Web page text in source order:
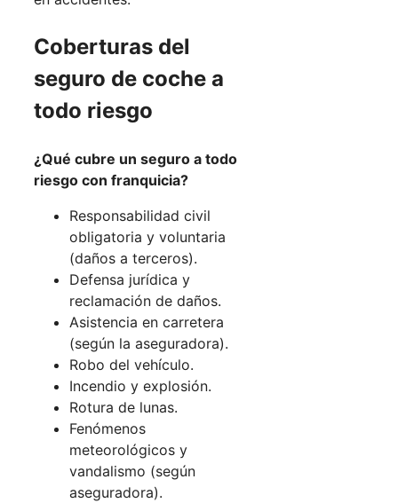
Coberturas del
seguro de coche a
todo riesgo
¿Qué cubre un seguro a todo
riesgo con franquicia?
Responsabilidad civil
obligatoria y voluntaria
(daños a terceros).
Defensa jurídica y
reclamación de daños.
Asistencia en carretera
(según la aseguradora).
Robo del vehículo.
Incendio y explosión.
Rotura de lunas.
Fenómenos
meteorológicos y
vandalismo (según
aseguradora).